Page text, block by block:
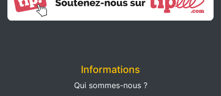
Informations
Qui sommes-nous ?